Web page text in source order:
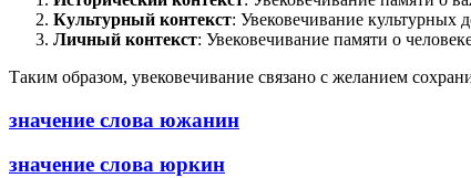
Культурный контекст: Увековечивание культурных
Личный контекст: Увековечивание памяти о
Таким образом, увековечивание связано с желанием
значение слова южанин
значение слова юркин